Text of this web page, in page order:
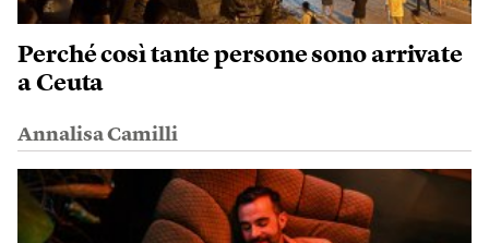
Perché così tante persone sono arrivate
a Ceuta
Annalisa Camilli